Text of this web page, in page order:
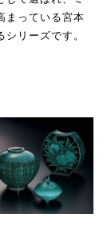
まっている宮本
リーズです。